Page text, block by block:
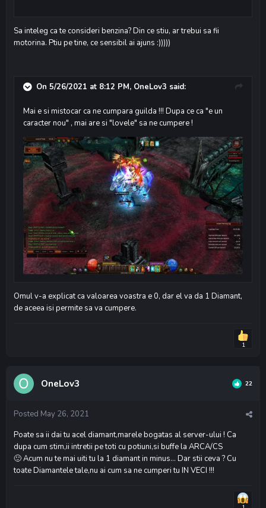
Sa inteleg ca te consideri benzina? Din ce stiu, ar trebui sa fii
motorina. Ptiu pe tine, ce sensibil ai ajuns :)))))
On 5/26/2021 at 8:12 PM, OneLov3 said:
Mai e si mistocar ca ne cumpara guilda !!! Dupa ce ca "e un
caracter nou" , mai are si "lovele" sa ne cumpere !
Omul v-a explicat ca valoarea voastra e 0, dar el va da 1 Diamant,
de aceea isi permite sa va cumpere.
1
OneLov3 22
Posted May 26, 2021
Poate sa ii dai tu acel diamant,marele bogatas al server-ului ! Ca
dupa cum stim,ii intretii pe toti cu potiuni,si buffe la ARCA/CS
🙂 Acum nu te mai uiti tu la 1 diamant in minus... Dar stii ceva ? Cu
toate Diamantele tale,nu ai cum sa ne cumperi tu IN VECI !!!